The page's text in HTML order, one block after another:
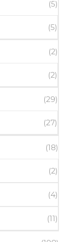
(5)
(5)
(2)
(2)
(29)
(27)
(18)
(2)
(4)
(11)